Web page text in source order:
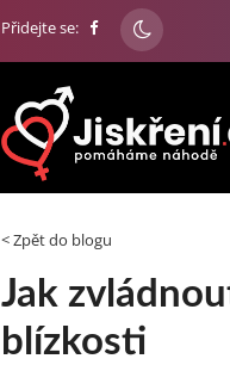
Přidejte se:
< Zpět do blogu
Jak
blízkosti